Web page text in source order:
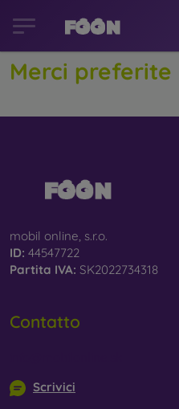
Merci preferite
mobil online, s.r.o.
ID: 44547722
Partita IVA: SK2022734318
Contatto
Scrivici